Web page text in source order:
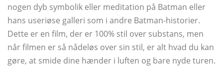
nogen dyb symbolik eller meditation på Batman eller
hans useriøse galleri som i andre Batman-historier.
Dette er en film, der er 100% stil over substans, men
når filmen er så nådeløs over sin stil, er alt hvad du kan
gøre, at smide dine hænder i luften og bare nyde turen.